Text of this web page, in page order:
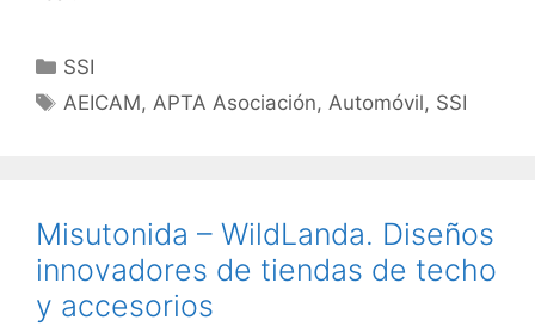
SSI
AEICAM,APTA Asociación,Automóvil, SSI
Misutonida – WildLanda. Diseños
innovadores de tiendas de techo
y accesorios